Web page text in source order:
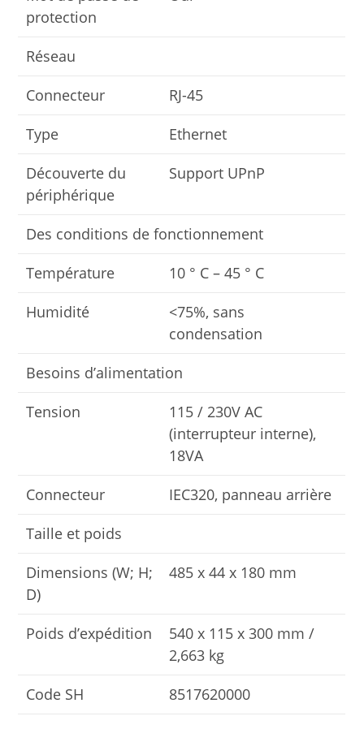
protection
Réseau
Connecteur
RJ-45
Type
Ethernet
Découverte du
périphérique
Support UPnP
Des conditions de fonctionnement
Température
10 ° C – 45 ° C
Humidité
<75%, sans
condensation
Besoins d’alimentation
Tension
115 / 230V AC
(interrupteur interne),
18VA
Connecteur
IEC320, panneau arrière
Taille et poids
Dimensions (W; H;
D)
485 x 44 x 180 mm
Poids d’expédition
540 x 115 x 300 mm /
2,663 kg
Code SH
8517620000